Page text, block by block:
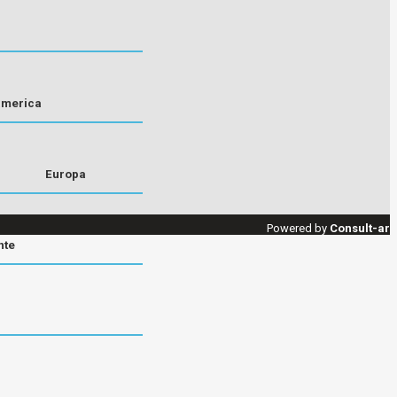
Europa
Powered by Consult-ar